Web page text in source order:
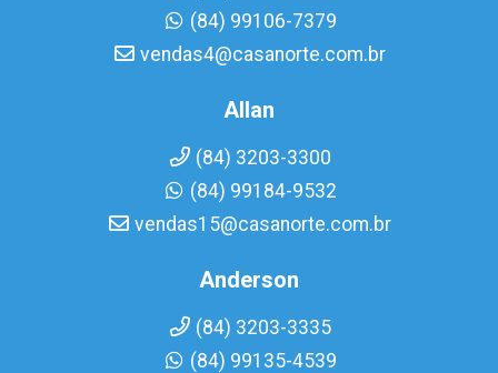
(84) 99106-7379
vendas4@casanorte.com.br
Allan
(84) 3203-3300
(84) 99184-9532
vendas15@casanorte.com.br
Anderson
(84) 3203-3335
(84) 99135-4539